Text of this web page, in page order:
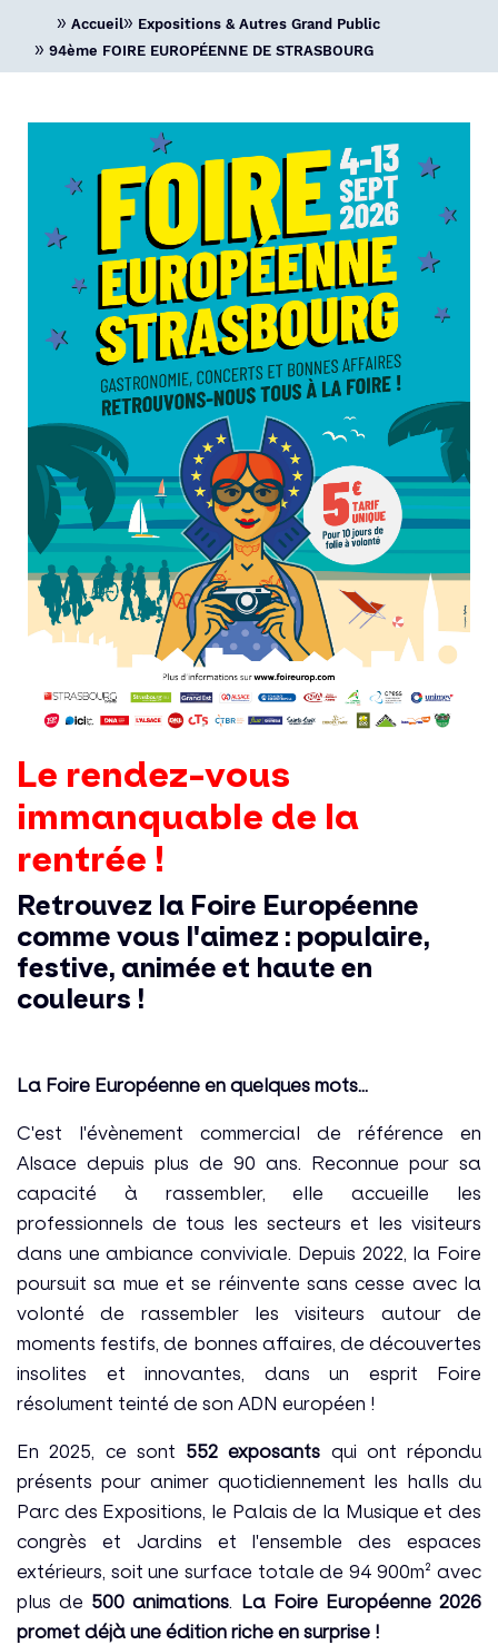
Accueil
Expositions & Autres Grand Public
94ème FOIRE EUROPÉENNE DE STRASBOURG
Le rendez-vous
immanquable de la
rentrée !
Retrouvez la Foire Européenne
comme vous l'aimez : populaire,
festive, animée et haute en
couleurs !
La Foire Européenne en quelques mots...
C'est l'évènement commercial de référence en
Alsace depuis plus de 90 ans. Reconnue pour sa
capacité à rassembler, elle accueille les
professionnels de tous les secteurs et les visiteurs
dans une ambiance conviviale. Depuis 2022, la Foire
poursuit sa mue et se réinvente sans cesse avec la
volonté de rassembler les visiteurs autour de
moments festifs, de bonnes affaires, de découvertes
insolites et innovantes, dans un esprit Foire
résolument teinté de son ADN européen !
En 2025, ce sont 552 exposants qui ont répondu
présents pour animer quotidiennement les halls du
Parc des Expositions, le Palais de la Musique et des
congrès et Jardins et l'ensemble des espaces
extérieurs, soit une surface totale de 94 900m² avec
plus de 500 animations.
La Foire Européenne 2026
promet déjà une édition riche en surprise !